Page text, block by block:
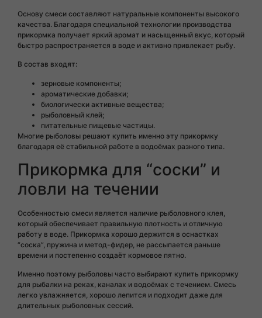
Основу смеси составляют натуральные компоненты высокого
качества. Благодаря специальной технологии производства
прикормка получает яркий аромат и насыщенный вкус, который
быстро распространяется в воде и активно привлекает рыбу.
В состав входят:
зерновые компоненты;
ароматические добавки;
биологически активные вещества;
рыболовный клей;
питательные пищевые частицы.
Многие рыболовы решают купить именно эту прикормку
благодаря её стабильной работе в водоёмах разного типа.
Прикормка для “соски” и
ловли на течении
Особенностью смеси является наличие рыболовного клея,
который обеспечивает правильную плотность и отличную
работу в воде. Прикормка хорошо держится в оснастках
“соска”, пружина и метод-фидер, не рассыпается раньше
времени и постепенно создаёт кормовое пятно.
Именно поэтому рыболовы часто выбирают купить прикормку
для рыбалки на реках, каналах и водоёмах с течением. Смесь
легко увлажняется, хорошо лепится и подходит даже для
длительных рыболовных сессий.